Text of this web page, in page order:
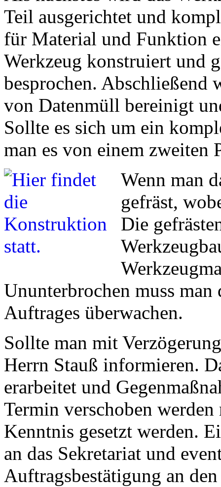
Teil ausgerichtet und
für Material und Funktion
Werkzeug konstruiert und
besprochen. Abschließend
von Datenmüll bereinigt
Sollte es sich um ein
man es von einem zweiten
Wenn man
gefräst,
Die
Ununterbrochen muss man
Auftrages überwachen.
Sollte man mit
Herrn Stauß informieren.
erarbeitet und
Termin verschoben
Kenntnis gesetzt werden.
an das Sekretariat und
Auftragsbestätigung an